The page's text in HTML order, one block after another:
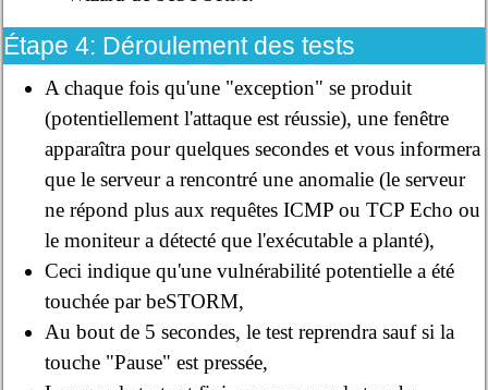
Étape 4: Déroulement des tests
A chaque fois qu'une "exception" se produit
(potentiellement l'attaque est réussie), une fenêtre
apparaîtra pour quelques secondes et vous informera
que le serveur a rencontré une anomalie (le serveur
ne répond plus aux requêtes ICMP ou TCP Echo ou
le moniteur a détecté que l'exécutable a planté),
Ceci indique qu'une vulnérabilité potentielle a été
touchée par beSTORM,
Au bout de 5 secondes, le test reprendra sauf si la
touche "Pause" est pressée,